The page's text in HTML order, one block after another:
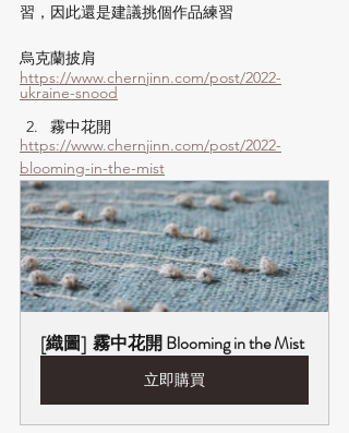
習，因此還是建議挑個作品練習
烏克蘭披肩
https://www.chernjinn.com/post/2022-
ukraine-snood
霧中花開
https://www.chernjinn.com/post/2022-
blooming-in-the-mist
[織圖]  霧中花開 Blooming in the Mist
立即購買